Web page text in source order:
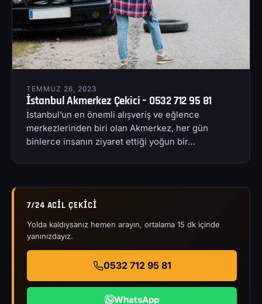
TEMMUZ 26, 2023
İstanbul Akmerkez Çekici – 0532 712 95 81
İstanbul’un en önemli alışveriş ve eğlence
merkezlerinden biri olan Akmerkez, her gün
binlerce insanın ziyaret ettiği yoğun bir…
7/24 ACIL ÇEKICI
Yolda kaldıysanız hemen arayın, ortalama 15 dk içinde
yanınızdayız.
0532 712 95 81
WhatsApp